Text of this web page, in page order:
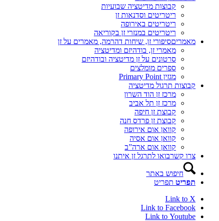
קבוצות מדיטציה שבועיות
ריטריטים וסדנאות זן
ריטריטים באירופה
ריטריטים במנזרי זן בקוריאה
מאמריםסיפורי זן, שיחות דהרמה, מאמרים על זן
מאמרי זן, בודהיזם ומדיטציה
סרטונים על זן מדיטציה ובודהיזם
ספרים מומלצים
מגזין Primary Point
קבוצות תרגול מדיטציה
מרכז זן הוד השרון
מרכז זן תל אביב
קבוצת זן חיפה
קבוצת זן פרדס חנה
קוואן אום אירופה
קוואן אום אסיה
קוואן אום ארה”ב
צרו קשרבואו לתרגל זן איתנו
חיפוש באתר
תפריט תפריט
Link to X
Link to Facebook
Link to Youtube